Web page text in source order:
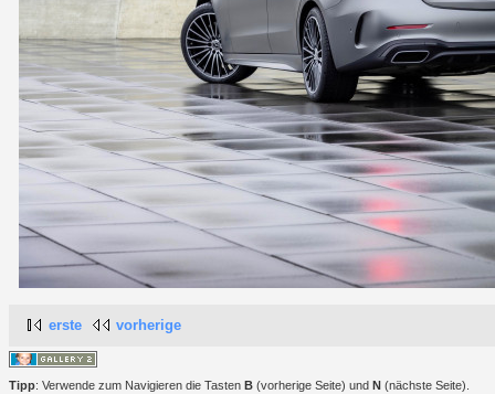
erste vorherige
Tipp: Verwende zum Navigieren die Tasten B (vorherige Seite) und N (nächste Seite).